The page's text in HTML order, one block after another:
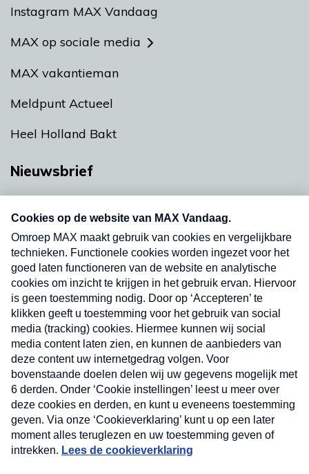
Instagram MAX Vandaag
MAX op sociale media
MAX vakantieman
Meldpunt Actueel
Heel Holland Bakt
Nieuwsbrief
nieuwsbrief. Elke vrijdag- en dinsdagochtend in
uw mailbox.
Verzend
Nieuwsbrief
Neem hier een gratis abonnement op onze
nieuwsbrief. Elke vrijdag- en dinsdagochtend in uw